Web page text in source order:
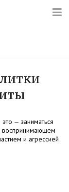
— заниматься
и агрессией